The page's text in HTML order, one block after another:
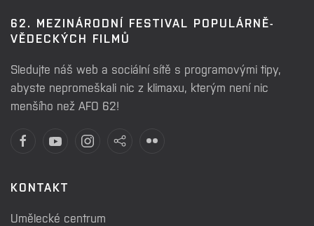
62. MEZINÁRODNÍ FESTIVAL POPULÁRNĚ-
VĚDECKÝCH FILMŮ
Sledujte náš web a sociální sítě s programovými tipy,
abyste nepromeškali nic z klimaxu, kterým není nic
menšího než AFO 62!
KONTAKT
Umělecké centrum